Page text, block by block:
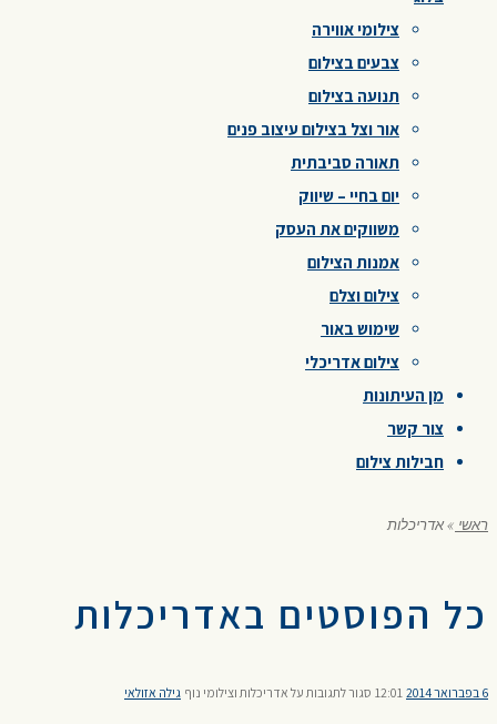
צילומי אווירה
צבעים בצילום
תנועה בצילום
אור וצל בצילום עיצוב פנים
תאורה סביבתית
יום בחיי – שיווק
משווקים את העסק
אמנות הצילום
צילום וצלם
שימוש באור
צילום אדריכלי
מן העיתונות
צור קשר
חבילות צילום
ראשי »אדריכלות
כל הפוסטים באדריכלות
6 בפברואר 2014 12:01 סגור לתגובות על אדריכלות וצילומי נוף גילה אזולאי